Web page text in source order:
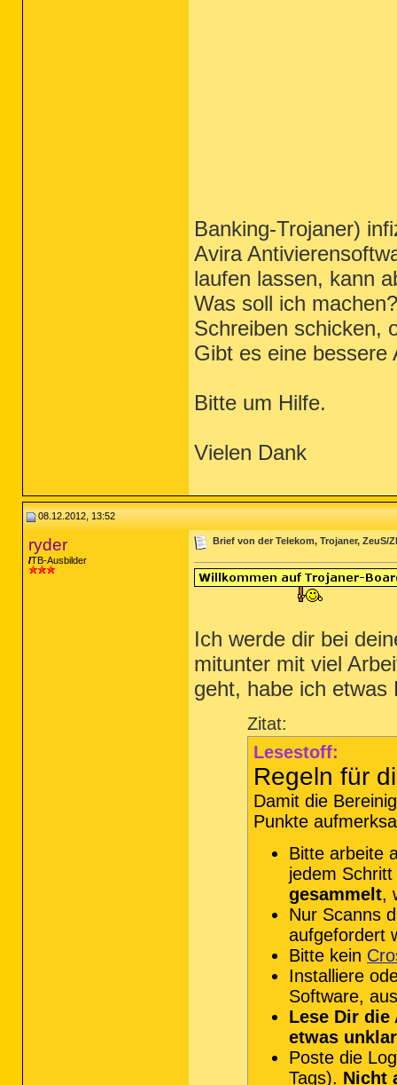
Banking-Trojaner)
Avira
laufen lassen, kann
Was soll ich
Schreiben schicken,
Gibt es eine bessere
Bitte um Hilfe.
Vielen Dank
08.12.2012, 13:52
ryder
TB-Ausbilder
Brief von der Telekom, Trojaner, ZeuS/
Ich werde dir bei
mitunter mit viel
geht, habe ich etwas
Zitat:
Lesestoff:
Regeln für
Damit die
Punkte
Bitte arbeite
jedem
gesammelt,
Nur Scanns
aufgefordert
Bitte kein
Installiere
Software,
Lese Dir
etwas
Poste die
Tags). Nicht